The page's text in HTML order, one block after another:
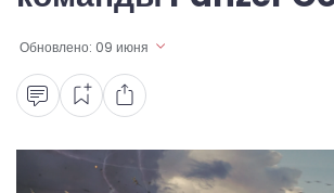
Ошибки
Руководства
Roblox
Обновлено: 09 июня